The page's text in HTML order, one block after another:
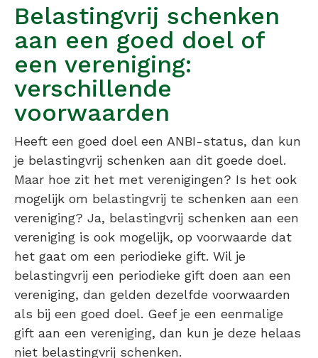
Belastingvrij schenken
aan een goed doel of
een vereniging:
verschillende
voorwaarden
Heeft een goed doel een ANBI-status, dan kun
je belastingvrij schenken aan dit goede doel.
Maar hoe zit het met verenigingen? Is het ook
mogelijk om belastingvrij te schenken aan een
vereniging? Ja, belastingvrij schenken aan een
vereniging is ook mogelijk, op voorwaarde dat
het gaat om een periodieke gift. Wil je
belastingvrij een periodieke gift doen aan een
vereniging, dan gelden dezelfde voorwaarden
als bij een goed doel. Geef je een eenmalige
gift aan een vereniging, dan kun je deze helaas
niet belastingvrij schenken.